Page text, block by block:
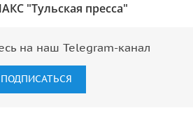
"Тульская пресса"
на наш Telegram-канал
ПОДПИСАТЬСЯ